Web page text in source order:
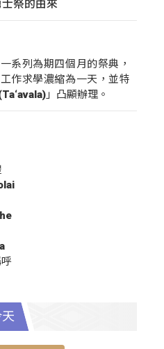
士祭的由來
系列為期四個月的祭典，
作求學濃縮為一天，並特
」凸顯辦理。